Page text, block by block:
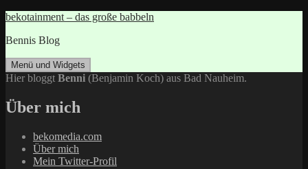
Zum
springen
bekotainment – das große babbeln
Bennis Blog
Menü und Widgets
Hier bloggt Benni (Benjamin Koch) aus Bad Nauheim.
Über mich
bekomedia.com
Über mich
Mein Twitter-Profil